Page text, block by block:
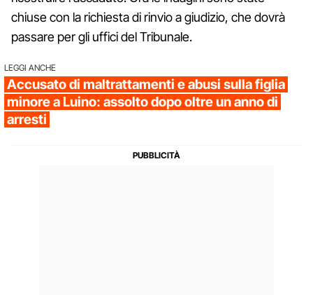
chiuse con la richiesta di rinvio a giudizio, che dovrà
passare per gli uffici del Tribunale.
LEGGI ANCHE
Accusato di maltrattamenti e abusi sulla figlia
minore a Luino: assolto dopo oltre un anno di
arresti